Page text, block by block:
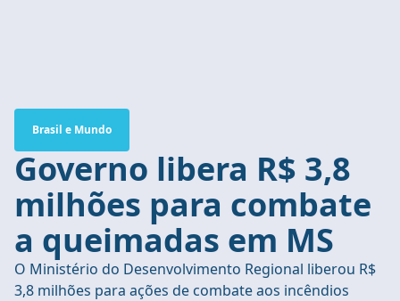
Brasil e Mundo
Governo libera R$ 3,8
milhões para combate
a queimadas em MS
O Ministério do Desenvolvimento Regional liberou R$
3,8 milhões para ações de combate aos incêndios